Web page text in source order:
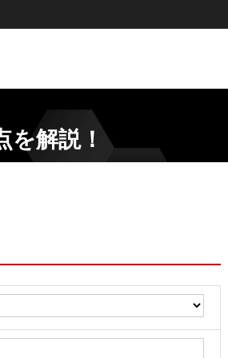
解説！